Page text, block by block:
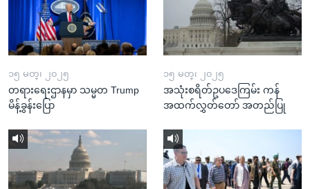
၁၅ မတ္၊ ၂၀၂၅
တရားရေးဌာနမှာ သမ္မတ Trump
မိန့်ခွန်းပြော
၁၅ မတ္၊ ၂၀၂၅
အသုံးစရိတ်ဥပဒေကြမ်း ကန်
အထက်လွှတ်တော် အတည်ပြု